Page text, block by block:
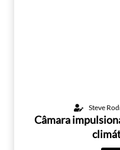
Steve
Câmara